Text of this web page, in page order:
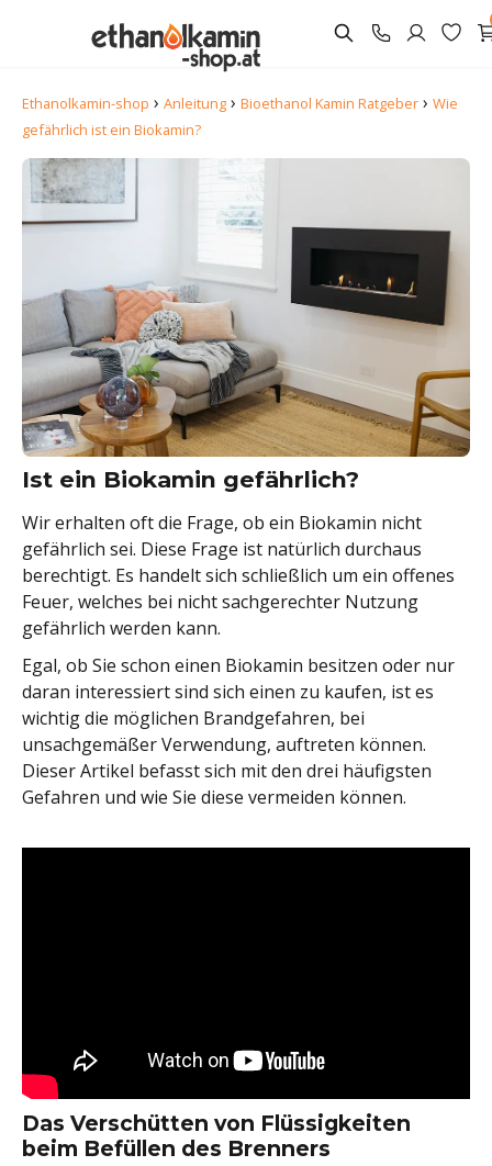
Ethanolkamin-shop › Anleitung › Bioethanol Kamin Ratgeber › Wie
gefährlich ist ein Biokamin?
Ist ein Biokamin gefährlich?
Wir erhalten oft die Frage, ob ein Biokamin nicht
gefährlich sei. Diese Frage ist natürlich durchaus
berechtigt. Es handelt sich schließlich um ein offenes
Feuer, welches bei nicht sachgerechter Nutzung
gefährlich werden kann.
Egal, ob Sie schon einen Biokamin besitzen oder nur
daran interessiert sind sich einen zu kaufen, ist es
wichtig die möglichen Brandgefahren, bei
unsachgemäßer Verwendung, auftreten können.
Dieser Artikel befasst sich mit den drei häufigsten
Gefahren und wie Sie diese vermeiden können.
Das Verschütten von Flüssigkeiten
beim Befüllen des Brenners